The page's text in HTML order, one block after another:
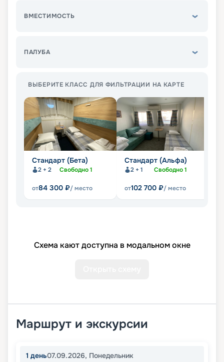
ВМЕСТИМОСТЬ
ПАЛУБА
ВЫБЕРИТЕ КЛАСС ДЛЯ ФИЛЬТРАЦИИ НА КАРТЕ
Стандарт (Бета)
2 + 2 Свободно1
от84 300 ₽/ место
Стандарт (Альфа)
2 + 1 Свободно1
от102 700 ₽/ место
Схема кают доступна в модальном окне
Маршрут и экскурсии
1 день07.09.2026, Понедельник